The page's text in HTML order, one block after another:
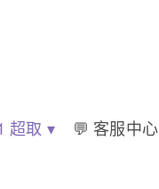
超取 ▾
💬 客服中心